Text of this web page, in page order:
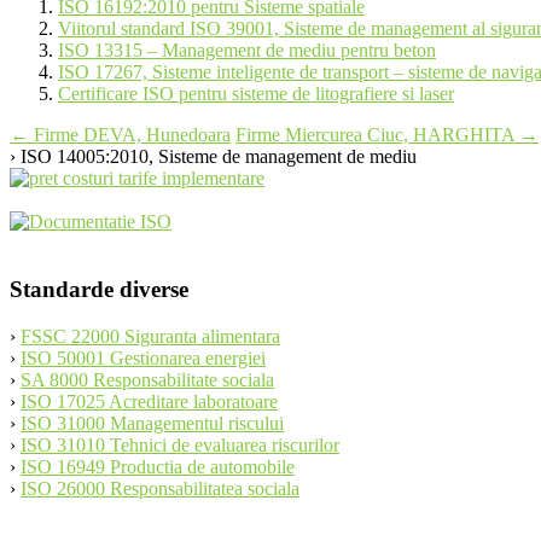
ISO 16192:2010 pentru Sisteme spatiale
Viitorul standard ISO 39001, Sisteme de management al
ISO 13315 – Management de mediu pentru beton
ISO 17267, Sisteme inteligente de transport – sisteme de
Certificare ISO pentru sisteme de litografiere si laser
Post
navigation
← Firme DEVA, Hunedoara Firme Miercurea Ciuc, HARGHITA →
› ISO 14005:2010, Sisteme de management de mediu
Standarde diverse
› FSSC 22000 Siguranta alimentara
› ISO 50001 Gestionarea energiei
› SA 8000 Responsabilitate sociala
› ISO 17025 Acreditare laboratoare
› ISO 31000 Managementul riscului
› ISO 31010 Tehnici de evaluarea riscurilor
› ISO 16949 Productia de automobile
› ISO 26000 Responsabilitatea sociala